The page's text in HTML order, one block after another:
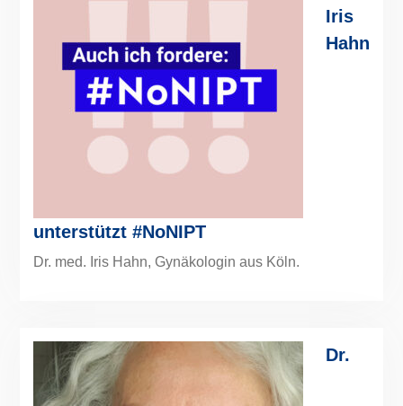
Iris
Hahn
unterstützt #NoNIPT
Dr. med. Iris Hahn, Gynäkologin aus Köln.
Dr.